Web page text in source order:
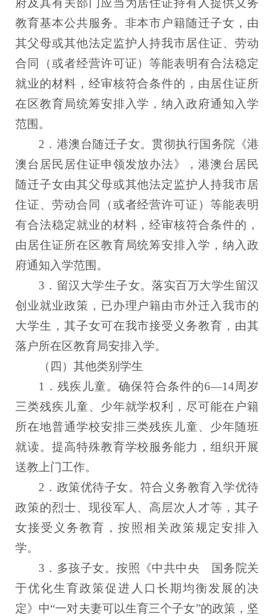
府及其有关部门应当为居住证持有人提供义务
教育基本公共服务。非本市户籍随迁子女，由
其父母或其他法定监护人持我市居住证、劳动
合同（或者经营许可证）等能表明有合法稳定
就业的材料，经审核符合条件的，由居住证所
在区教育局统筹安排入学，纳入政府通知入学
范围。
2．港澳台随迁子女。贯彻执行国务院《港
澳台居民居住证申领发放办法》，港澳台居民
随迁子女由其父母或其他法定监护人持我市居
住证、劳动合同（或者经营许可证）等能表明
有合法稳定就业的材料，经审核符合条件的，
由居住证所在区教育局统筹安排入学，纳入政
府通知入学范围。
3．留汉大学生子女。落实百万大学生留汉
创业就业政策，已办理户籍由市外迁入我市的
大学生，其子女可在我市接受义务教育，由其
落户所在区教育局安排入学。
（四）其他类别学生
1．残疾儿童。确保符合条件的6—14周岁
三类残疾儿童、少年就学权利，尽可能在户籍
所在地普通学校安排三类残疾儿童、少年随班
就读。提高特殊教育学校服务能力，组织开展
送教上门工作。
2．政策优待子女。符合义务教育入学优待
政策的烈士、现役军人、高层次人才等，其子
女接受义务教育，按照相关政策规定安排入
学。
3．多孩子女。按照《中共中央 国务院关
于优化生育政策促进人口长期均衡发展的决
定》中“一对夫妻可以生育三个子女”的政策，坚